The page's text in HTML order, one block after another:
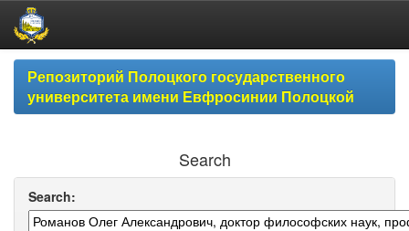
Skip
navigationРепозиторий Полоцкого государственного
университета имени Евфросинии Полоцкой
Search
Search: